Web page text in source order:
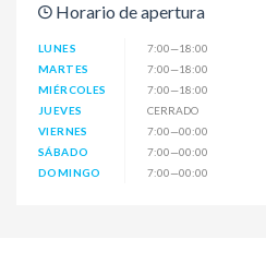
Horario de apertura
LUNES
7:00—18:00
MARTES
7:00—18:00
MIÉRCOLES
7:00—18:00
JUEVES
CERRADO
VIERNES
7:00—00:00
SÁBADO
7:00—00:00
DOMINGO
7:00—00:00